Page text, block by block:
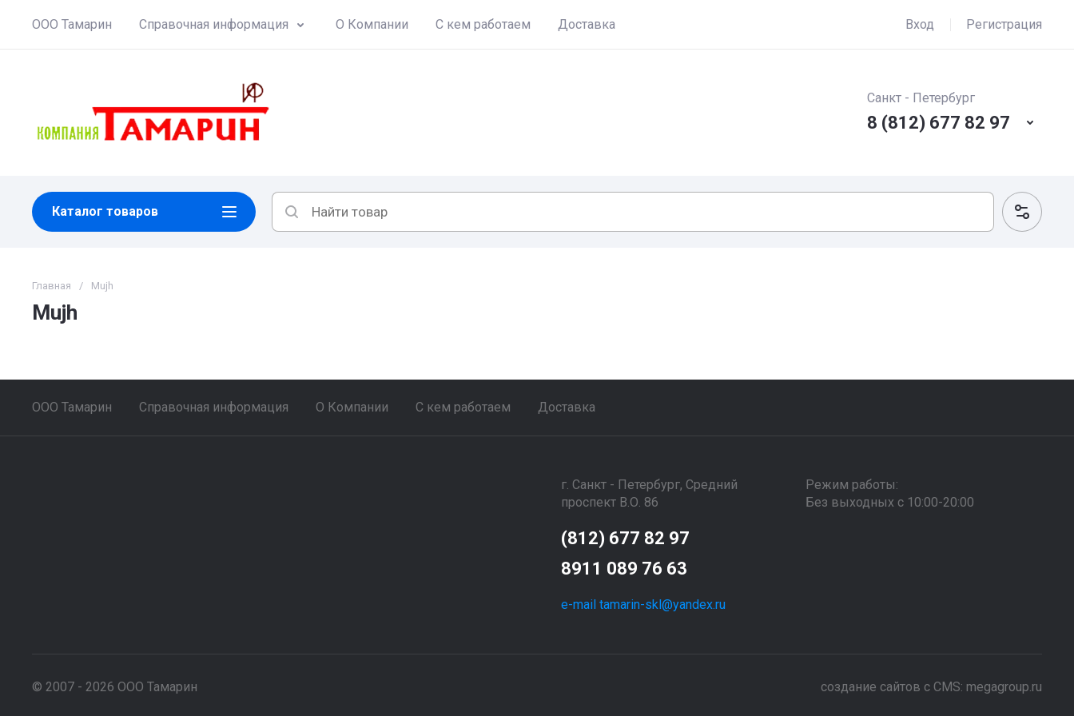
ООО Тамарин Справочная информация О Компании С кем работаем Доставка Вход Регистрация
Санкт - Петербург
8 (812) 677 82 97
Каталог товаров
Главная / Mujh
Mujh
ООО Тамарин Справочная информация О Компании С кем работаем Доставка
г. Санкт - Петербург, Средний
проспект В.О. 86
(812) 677 82 97
8911 089 76 63
e-mail tamarin-skl@yandex.ru
Режим работы:
Без выходных с 10:00-20:00
© 2007 - 2026 ООО Тамарин создание сайтов с CMS: megagroup.ru